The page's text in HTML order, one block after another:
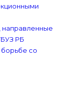
направленные
РБ
борьбе со